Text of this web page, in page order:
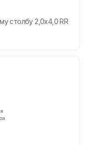
столбу 2,0х4,0 RR